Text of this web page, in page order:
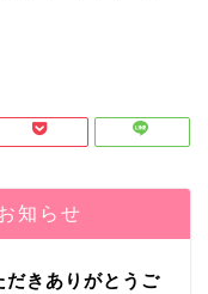
知らせ
だきありがとうご